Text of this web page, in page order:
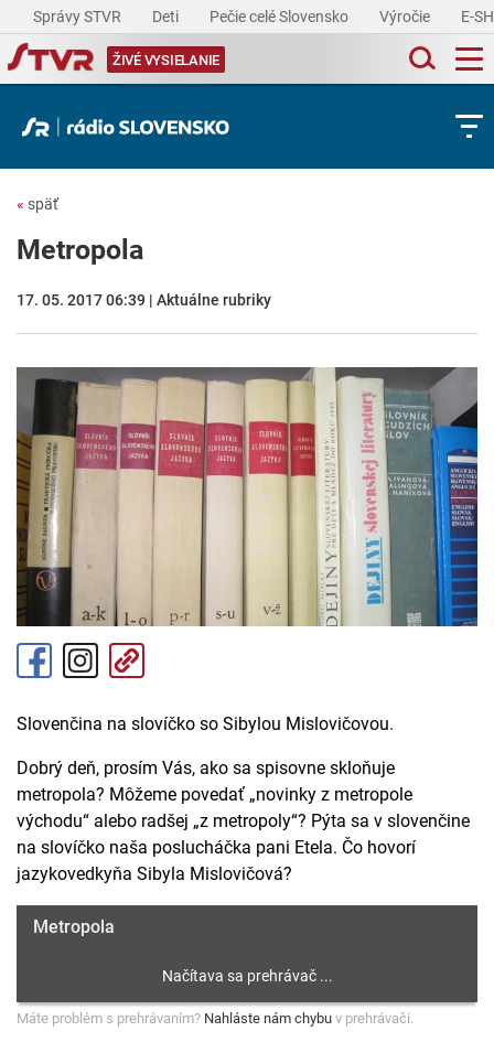
Správy STVR Deti Pečie celé Slovensko Výročie E-
ŽIVÉ VYSIELANIE
« späť
Metropola
17. 05. 2017 06:39 | Aktuálne rubriky
Slovenčina na slovíčko so Sibylou Mislovičovou.
Dobrý deň, prosím Vás, ako sa spisovne skloňuje
metropola? Môžeme povedať „novinky z metropole
východu“ alebo radšej „z metropoly“? Pýta sa v slovenčine
na slovíčko naša poslucháčka pani Etela. Čo hovorí
jazykovedkyňa Sibyla Mislovičová?
Metropola
Máte problém s prehrávaním? Nahláste nám chybu v prehrávači.